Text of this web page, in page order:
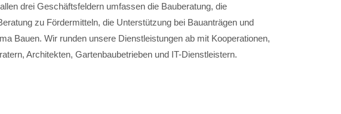
drei Geschäftsfeldern umfassen die Bauberatung, die
zu Fördermitteln, die Unterstützung bei Bauanträgen und
Bauen. Wir runden unsere Dienstleistungen ab mit Kooperationen,
Architekten, Gartenbaubetrieben und IT-Dienstleistern.